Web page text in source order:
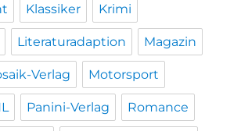
Klassiker Krimi
Literaturadaption Magazin
Verlag Motorsport
Panini-Verlag Romance